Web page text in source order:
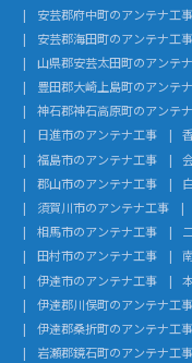
安芸郡府中町のアンテナ工事
安芸郡海田町のアンテナ工事
山県郡安芸太田町のアンテ
豊田郡大崎上島町のアンテ
神石郡神石高原町のアンテ
日進市のアンテナ工事
福島市のアンテナ工事
郡山市のアンテナ工事
須賀川市のアンテナ工事
相馬市のアンテナ工事
田村市のアンテナ工事
伊達市のアンテナ工事
伊達郡川俣町のアンテナ工事
伊達郡桑折町のアンテナ工事
岩瀬郡鏡石町のアンテナ工事